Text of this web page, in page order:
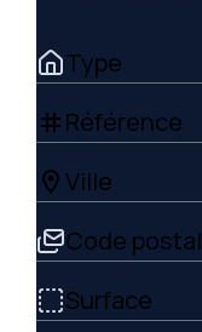
Type
tag Référence
location_on Ville
Code postal
Surface